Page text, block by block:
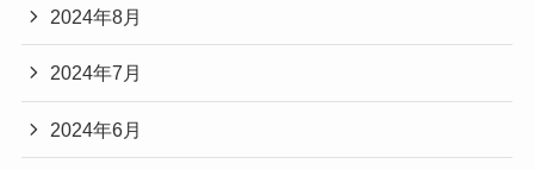
2024年8月
2024年7月
2024年6月